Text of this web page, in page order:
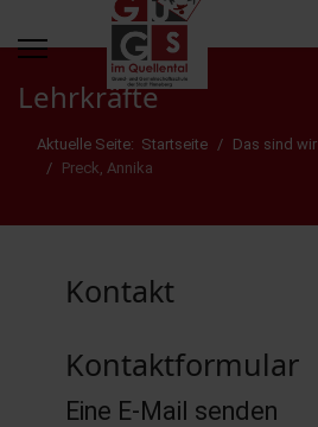
Lehrkräfte
Aktuelle Seite: Startseite Das sind wir
Preck, Annika
Kontakt
Kontaktformular
Eine E-Mail senden